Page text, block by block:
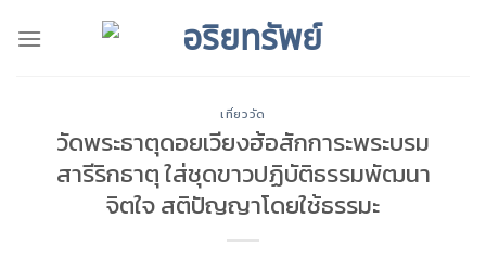
เที่ยววัด
วัดพระธาตุดอยเวียงฮ้อสักการะพระบรม
สารีริกธาตุ ใส่ชุดขาวปฏิบัติธรรมพัฒนา
จิตใจ สติปัญญาโดยใช้ธรรมะ